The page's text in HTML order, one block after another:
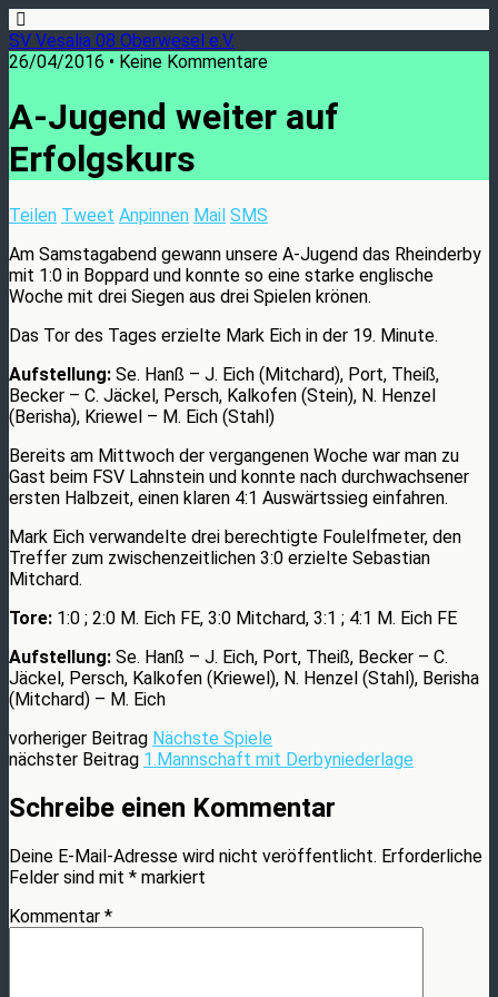
SV Vesalia 08 Oberwesel e.V.
26/04/2016 • Keine Kommentare
A-Jugend weiter auf
Erfolgskurs
Teilen Tweet Anpinnen Mail SMS
Am Samstagabend gewann unsere A-Jugend das Rheinderby
mit 1:0 in Boppard und konnte so eine starke englische
Woche mit drei Siegen aus drei Spielen krönen.
Das Tor des Tages erzielte Mark Eich in der 19. Minute.
Aufstellung: Se. Hanß – J. Eich (Mitchard), Port, Theiß,
Becker – C. Jäckel, Persch, Kalkofen (Stein), N. Henzel
(Berisha), Kriewel – M. Eich (Stahl)
Bereits am Mittwoch der vergangenen Woche war man zu
Gast beim FSV Lahnstein und konnte nach durchwachsener
ersten Halbzeit, einen klaren 4:1 Auswärtssieg einfahren.
Mark Eich verwandelte drei berechtigte Foulelfmeter, den
Treffer zum zwischenzeitlichen 3:0 erzielte Sebastian
Mitchard.
Tore: 1:0 ; 2:0 M. Eich FE, 3:0 Mitchard, 3:1 ; 4:1 M. Eich FE
Aufstellung: Se. Hanß – J. Eich, Port, Theiß, Becker – C.
Jäckel, Persch, Kalkofen (Kriewel), N. Henzel (Stahl), Berisha
(Mitchard) – M. Eich
vorheriger Beitrag Nächste Spiele
nächster Beitrag 1.Mannschaft mit Derbyniederlage
Schreibe einen Kommentar
Deine E-Mail-Adresse wird nicht veröffentlicht. Erforderliche
Felder sind mit * markiert
Kommentar *